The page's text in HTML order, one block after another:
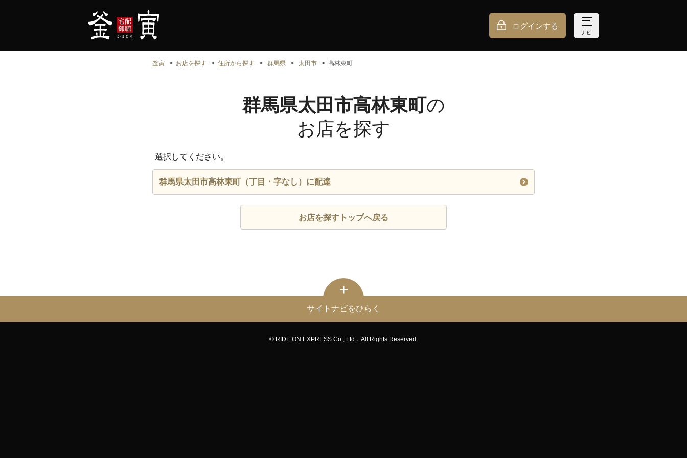
ログインする
ナビ
釜寅 お店を探す 住所から探す 群馬県 太田市 高林東町
群馬県太田市高林東町の
お店を探す
選択してください。
群馬県太田市高林東町（丁目・字なし）に配達
お店を探すトップへ戻る
サイトナビをひらく
© RIDE ON EXPRESS Co., Ltd．All Rights Reserved.